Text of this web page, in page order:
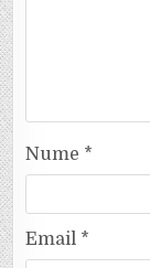
Nume *
Email *